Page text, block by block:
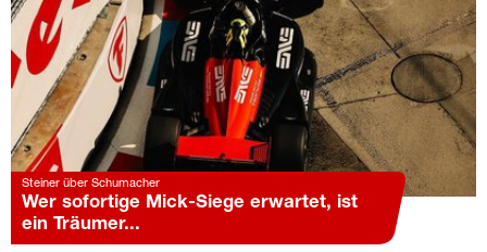
Steiner über Schumacher
Wer sofortige Mick-Siege erwartet, ist
ein Träumer...